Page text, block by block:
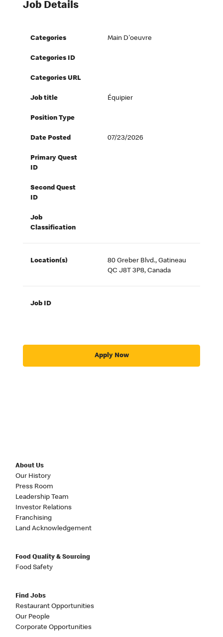
Job Details
Categories Main D'oeuvre
Categories ID
Categories URL
Job title Équipier
Position Type
Date Posted 07/23/2026
Primary Quest
ID
Second Quest
ID
Job
Classification
Location(s)
80 Greber Blvd., Gatineau
QC J8T 3P8, Canada
Job ID
Apply Now
About Us
Our History
Press Room
Leadership Team
Investor Relations
Franchising
Land Acknowledgement
Food Quality & Sourcing
Food Safety
Find Jobs
Restaurant Opportunities
Our People
Corporate Opportunities